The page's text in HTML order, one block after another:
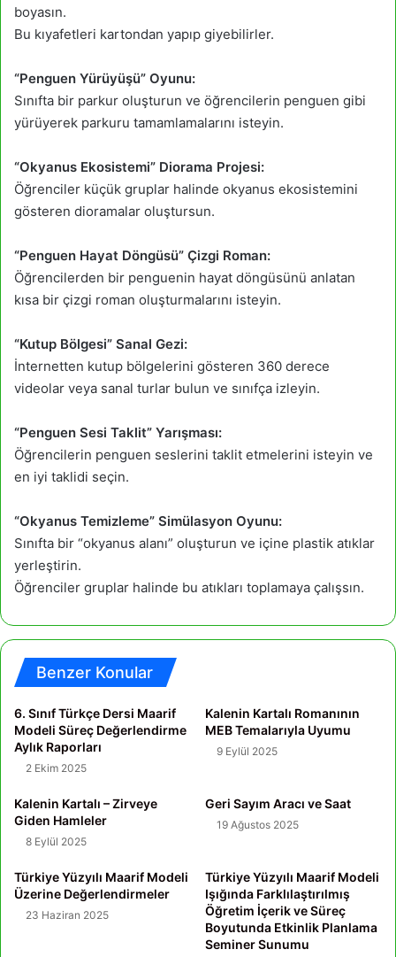
boyasın.
Bu kıyafetleri kartondan yapıp giyebilirler.
“Penguen Yürüyüşü” Oyunu:
Sınıfta bir parkur oluşturun ve öğrencilerin penguen gibi
yürüyerek parkuru tamamlamalarını isteyin.
“Okyanus Ekosistemi” Diorama Projesi:
Öğrenciler küçük gruplar halinde okyanus ekosistemini
gösteren dioramalar oluştursun.
“Penguen Hayat Döngüsü” Çizgi Roman:
Öğrencilerden bir penguenin hayat döngüsünü anlatan
kısa bir çizgi roman oluşturmalarını isteyin.
“Kutup Bölgesi” Sanal Gezi:
İnternetten kutup bölgelerini gösteren 360 derece
videolar veya sanal turlar bulun ve sınıfça izleyin.
“Penguen Sesi Taklit” Yarışması:
Öğrencilerin penguen seslerini taklit etmelerini isteyin ve
en iyi taklidi seçin.
“Okyanus Temizleme” Simülasyon Oyunu:
Sınıfta bir “okyanus alanı” oluşturun ve içine plastik atıklar
yerleştirin.
Öğrenciler gruplar halinde bu atıkları toplamaya çalışsın.
Benzer Konular
6. Sınıf Türkçe Dersi Maarif
Modeli Süreç Değerlendirme
Aylık Raporları
2 Ekim 2025
Kalenin Kartalı Romanının
MEB Temalarıyla Uyumu
9 Eylül 2025
Kalenin Kartalı – Zirveye
Giden Hamleler
8 Eylül 2025
Geri Sayım Aracı ve Saat
19 Ağustos 2025
Türkiye Yüzyılı Maarif Modeli
Üzerine Değerlendirmeler
23 Haziran 2025
Türkiye Yüzyılı Maarif Modeli
Işığında Farklılaştırılmış
Öğretim İçerik ve Süreç
Boyutunda Etkinlik Planlama
Seminer Sunumu